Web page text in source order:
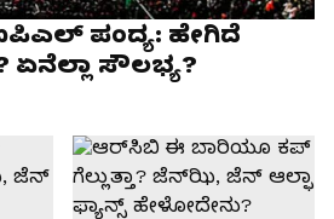
ಪಂದ್ಯ: ಹೇಗಿದೆ
ಏನೆಲ್ಲಾ ಸೌಲಭ್ಯ?